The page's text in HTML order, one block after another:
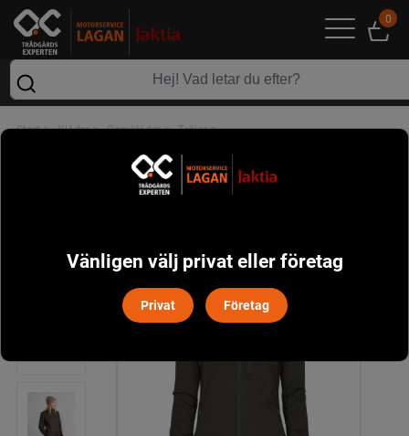
0
Start> Kläder> Damkläder> Tröjor>
Vänligen välj privat eller företag
Privat Företag